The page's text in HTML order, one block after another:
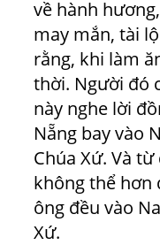
về hành
may mắn, tài
rằng, khi làm
thời. Người đó
này nghe lời
Nẵng bay vào
Chúa Xứ. Và
không thể hơn
ông đều vào
Xứ.